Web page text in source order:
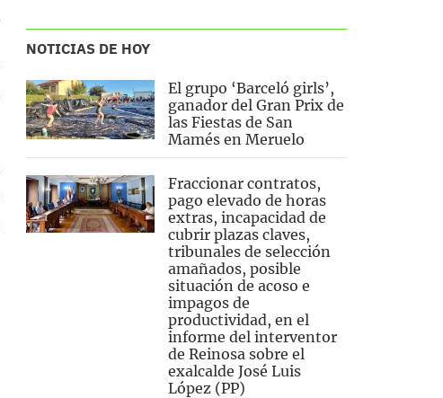
NOTICIAS DE HOY
El grupo ‘Barceló girls’,
ganador del Gran Prix de
las Fiestas de San
Mamés en Meruelo
Fraccionar contratos,
pago elevado de horas
extras, incapacidad de
cubrir plazas claves,
tribunales de selección
amañados, posible
situación de acoso e
impagos de
productividad, en el
informe del interventor
de Reinosa sobre el
exalcalde José Luis
López (PP)